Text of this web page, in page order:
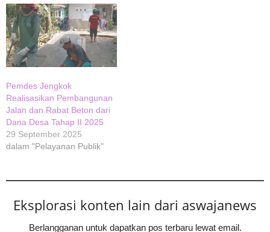
Pemdes Jengkok
Realisasikan Pembangunan
Jalan dan Rabat Beton dari
Dana Desa Tahap II 2025
29 September 2025
dalam "Pelayanan Publik"
Eksplorasi konten lain dari aswajanews
Berlangganan untuk dapatkan pos terbaru lewat email.